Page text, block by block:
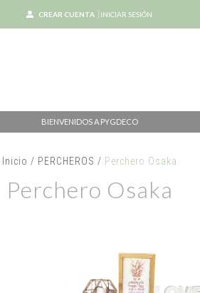
CREAR CUENTA INICIAR SESIÓN
BIENVENIDOS A PYGDECO
Inicio / PERCHEROS / Perchero Osaka
Perchero Osaka